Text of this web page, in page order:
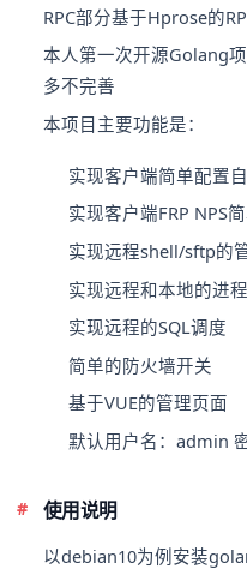
RPC部分基于Hprose的
本人第一次开源Golang
多不完善
本项目主要功能是：
实现客户端简单配置
实现客户端FRP NPS
实现远程shell/sftp的
实现远程和本地的进
实现远程的SQL调度
简单的防火墙开关
基于VUE的管理页面
默认用户名：admin
使用说明
以debian10为例安装